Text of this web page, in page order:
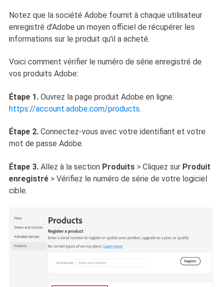
Notez que la société Adobe fournit à chaque utilisateur
enregistré d'Adobe un moyen officiel de récupérer les
informations sur le produit qu'il a acheté.
Voici comment vérifier le numéro de série enregistré de
vos produits Adobe:
Étape 1.Ouvrez la page produit Adobe en ligne:
https://account.adobe.com/products.
Étape 2.Connectez-vous avec votre identifiant et votre
mot de passe Adobe.
Étape 3.Allez à la section Produits> Cliquez sur Produit
enregistré> Vérifiez le numéro de série de votre logiciel
cible.